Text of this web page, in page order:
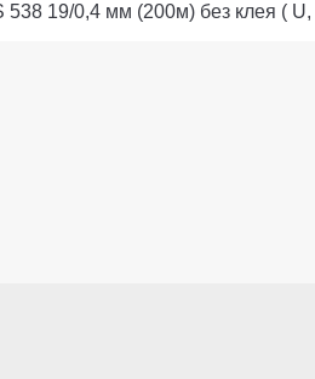
538 19/0,4 мм (200м) без клея ( U,